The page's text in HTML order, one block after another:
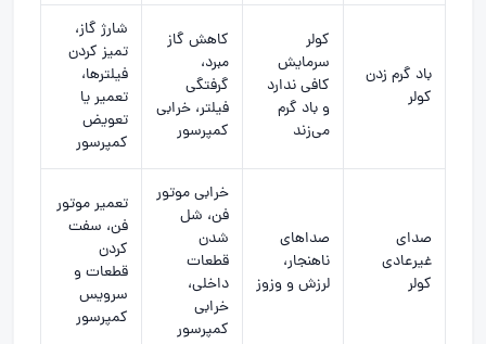
باد گرم زدن
کولر
کولر
سرمایش
کافی ندارد
و باد گرم
می‌زند
کاهش گاز
مبرد،
گرفتگی
فیلتر، خرابی
کمپرسور
شارژ گاز،
تمیز کردن
فیلترها،
تعمیر یا
تعویض
کمپرسور
صدای
غیرعادی
کولر
صداهای
ناهنجار،
لرزش و وزوز
خرابی موتور
فن، شل
شدن
قطعات
داخلی،
خرابی
کمپرسور
تعمیر موتور
فن، سفت
کردن
قطعات و
سرویس
کمپرسور